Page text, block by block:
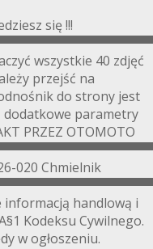
się !!!
wszystkie 40 zdjęć
przejść na
do strony jest
dodatkowe parametry
PRZEZ OTOMOTO
020 Chmielnik
informacją handlową i
Kodeksu Cywilnego.
w ogłoszeniu.